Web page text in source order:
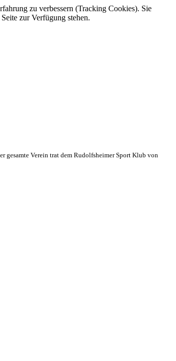
zu verbessern (Tracking Cookies). Sie
zur Verfügung stehen.
gesamte Verein trat dem Rudolfsheimer Sport Klub von